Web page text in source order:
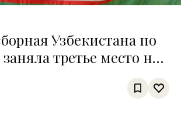
Узбекистана по
третье место на
среди тюркских